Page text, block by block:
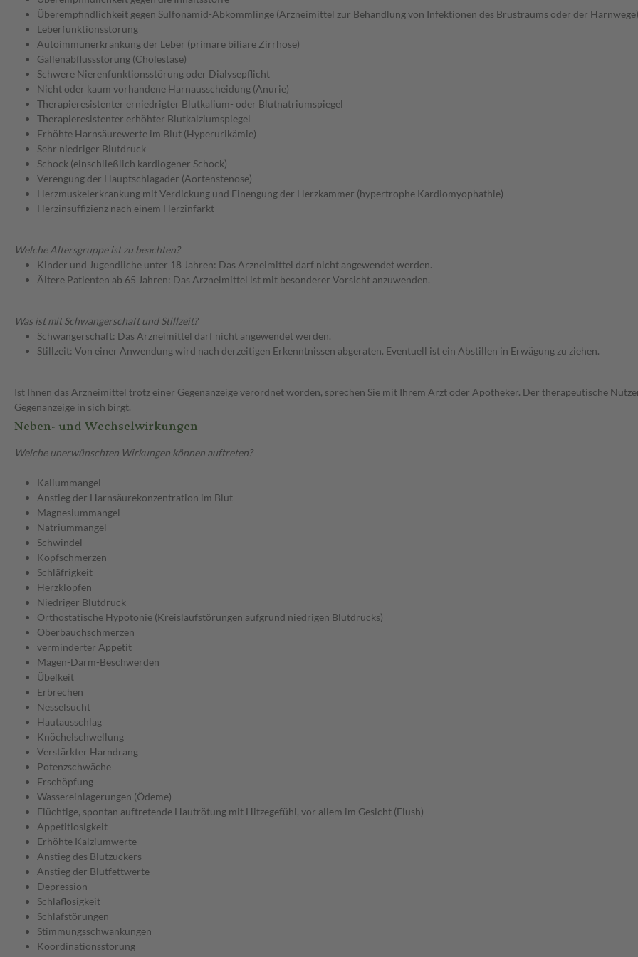
Überempfindlichkeit gegen Sulfonamid-Abkömmlinge (Arzneimittel zur Behandlung von Infektionen des Brustraums oder der Harnwege)
Leberfunktionsstörung
Autoimmunerkrankung der Leber (primäre biliäre Zirrhose)
Gallenabflussstörung (Cholestase)
Schwere Nierenfunktionsstörung oder Dialysepflicht
Nicht oder kaum vorhandene Harnausscheidung (Anurie)
Therapieresistenter erniedrigter Blutkalium- oder Blutnatriumspiegel
Therapieresistenter erhöhter Blutkalziumspiegel
Erhöhte Harnsäurewerte im Blut (Hyperurikämie)
Sehr niedriger Blutdruck
Schock (einschließlich kardiogener Schock)
Verengung der Hauptschlagader (Aortenstenose)
Herzmuskelerkrankung mit Verdickung und Einengung der Herzkammer (hypertrophe Kardiomyophathie)
Herzinsuffizienz nach einem Herzinfarkt
Welche Altersgruppe ist zu beachten?
Kinder und Jugendliche unter 18 Jahren: Das Arzneimittel darf nicht angewendet werden.
Ältere Patienten ab 65 Jahren: Das Arzneimittel ist mit besonderer Vorsicht anzuwenden.
Was ist mit Schwangerschaft und Stillzeit?
Schwangerschaft: Das Arzneimittel darf nicht angewendet werden.
Stillzeit: Von einer Anwendung wird nach derzeitigen Erkenntnissen abgeraten. Eventuell ist ein Abstillen in Erwägung zu ziehen.
Ist Ihnen das Arzneimittel trotz einer Gegenanzeige verordnet worden, sprechen Sie mit Ihrem Arzt oder Apotheker. Der therapeutische
Gegenanzeige in sich birgt.
Neben- und Wechselwirkungen
Welche unerwünschten Wirkungen können auftreten?
Kaliummangel
Anstieg der Harnsäurekonzentration im Blut
Magnesiummangel
Natriummangel
Schwindel
Kopfschmerzen
Schläfrigkeit
Herzklopfen
Niedriger Blutdruck
Orthostatische Hypotonie (Kreislaufstörungen aufgrund niedrigen Blutdrucks)
Oberbauchschmerzen
verminderter Appetit
Magen-Darm-Beschwerden
Übelkeit
Erbrechen
Nesselsucht
Hautausschlag
Knöchelschwellung
Verstärkter Harndrang
Potenzschwäche
Erschöpfung
Wassereinlagerungen (Ödeme)
Flüchtige, spontan auftretende Hautrötung mit Hitzegefühl, vor allem im Gesicht (Flush)
Appetitlosigkeit
Erhöhte Kalziumwerte
Anstieg des Blutzuckers
Anstieg der Blutfettwerte
Depression
Schlaflosigkeit
Schlafstörungen
Stimmungsschwankungen
Koordinationsstörung